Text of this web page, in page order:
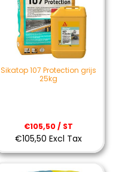
Sikatop 107 Protection grijs
25kg
€105,50 / ST
€105,50 Excl Tax